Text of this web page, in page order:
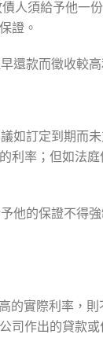
人須給予他一
證。
還款而徵收較高
如訂定到期而
利率；但如法
他的保證不得強
的實際利率，
司作出的貸款